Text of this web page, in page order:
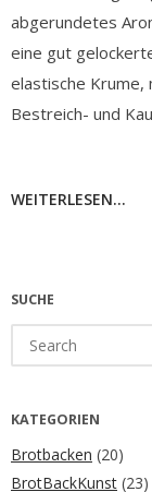
abgerundetes
eine gut
elastische Krume,
Bestreich- und
WEITERLESEN...
SUCHE
for:
KATEGORIEN
Brotbacken (20)
BrotBackKunst (23)